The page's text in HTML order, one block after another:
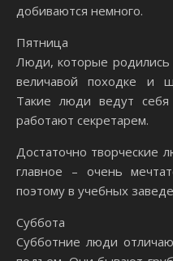
добиваются немного.
Пятница
Люди, которые родились
величавой походке и
Такие люди ведут себя
работают секретарем.
Достаточно творческие
главное – очень
поэтому в учебных
Суббота
Субботние люди